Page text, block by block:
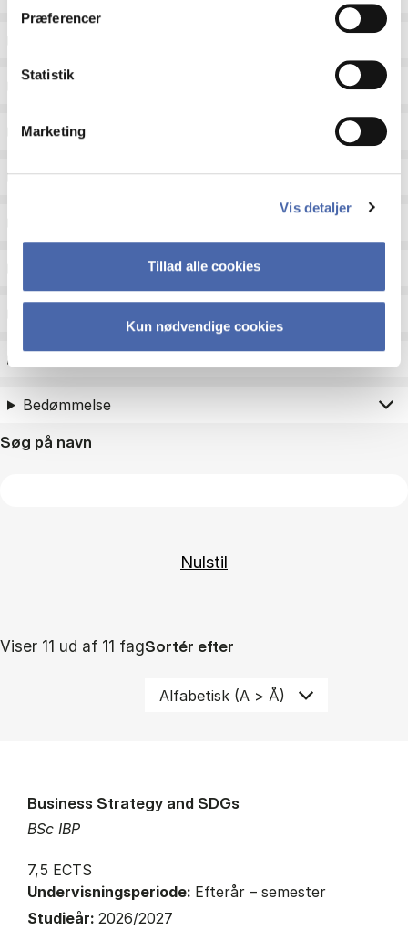
Præferencer
Statistik
Marketing
Vis detaljer
Tillad alle cookies
Kun nødvendige cookies
Type
Undervisningsperiode
Undervisningsform
Fagområder til kandidatoptag
Bedømmelse
Søg på navn
Viser 11 ud af 11 fagSortér efter
BSc IBP
Business Strategy and SDGs
7,5 ECTS
Undervisningsperiode: Efterår – semester
Studieår: 2026/2027